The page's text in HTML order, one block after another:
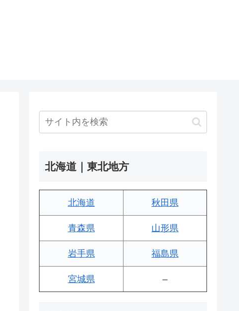
北海道｜東北地方
北海道 秋田県
青森県 山形県
岩手県 福島県
宮城県 –